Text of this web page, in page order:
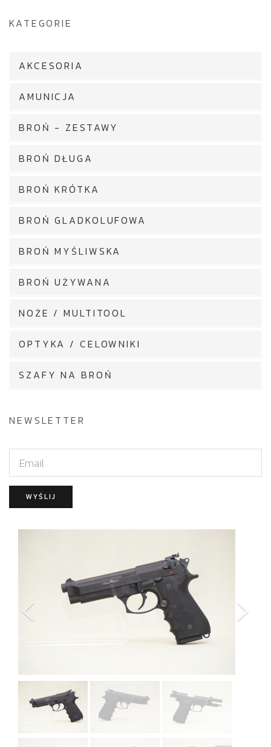
KATEGORIE
AKCESORIA
AMUNICJA
BROŃ - ZESTAWY
BROŃ DŁUGA
BROŃ KRÓTKA
BROŃ GLADKOLUFOWA
BROŃ MYŚLIWSKA
BROŃ UŻYWANA
NOŻE / MULTITOOL
OPTYKA / CELOWNIKI
SZAFY NA BROŃ
NEWSLETTER
m
a
i
WYŚLIJ